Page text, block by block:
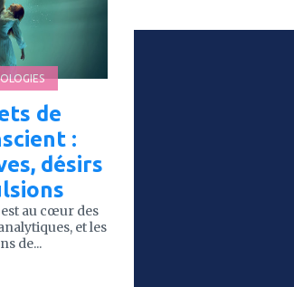
de
:
désirs
au cœur des
et les
de...